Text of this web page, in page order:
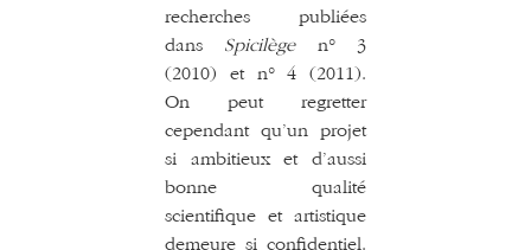
recherches publiées
dans Spicilègen° 3
(2010) et n° 4 (2011).
On peut regretter
cependant qu’un projet
si ambitieux et d’aussi
bonne qualité
scientifique et artistique
demeure si confidentiel.